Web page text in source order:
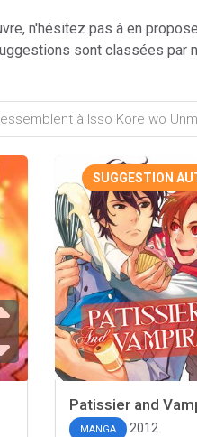
n'hésitez pas à en
sont classées par
SUGGESTION
Patissier and
MANGA 2012